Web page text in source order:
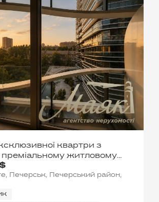
квартри з
преміальному житловому
вул. Мечникова, 11А
Печерськ, Печерський район,